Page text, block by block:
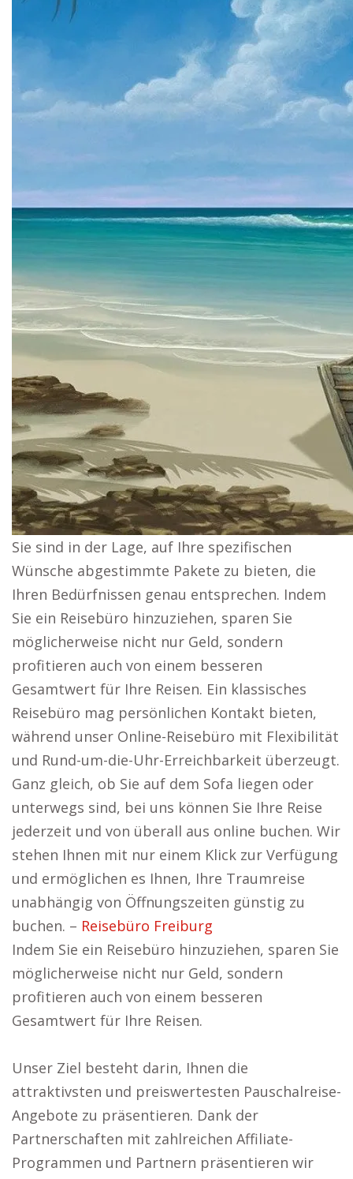
Sie sind in der Lage, auf Ihre spezifischen
Wünsche abgestimmte Pakete zu bieten, die
Ihren Bedürfnissen genau entsprechen. Indem
Sie ein Reisebüro hinzuziehen, sparen Sie
möglicherweise nicht nur Geld, sondern
profitieren auch von einem besseren
Gesamtwert für Ihre Reisen. Ein klassisches
Reisebüro mag persönlichen Kontakt bieten,
während unser Online-Reisebüro mit Flexibilität
und Rund-um-die-Uhr-Erreichbarkeit überzeugt.
Ganz gleich, ob Sie auf dem Sofa liegen oder
unterwegs sind, bei uns können Sie Ihre Reise
jederzeit und von überall aus online buchen. Wir
stehen Ihnen mit nur einem Klick zur Verfügung
und ermöglichen es Ihnen, Ihre Traumreise
unabhängig von Öffnungszeiten günstig zu
buchen. – Reisebüro Freiburg
Indem Sie ein Reisebüro hinzuziehen, sparen Sie
möglicherweise nicht nur Geld, sondern
profitieren auch von einem besseren
Gesamtwert für Ihre Reisen.
Unser Ziel besteht darin, Ihnen die
attraktivsten und preiswertesten Pauschalreise-
Angebote zu präsentieren. Dank der
Partnerschaften mit zahlreichen Affiliate-
Programmen und Partnern präsentieren wir